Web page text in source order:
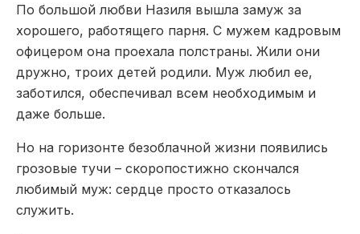
По большой любви Назиля вышла замуж за
хорошего, работящего парня. С мужем кадровым
офицером она проехала полстраны. Жили они
дружно, троих детей родили. Муж любил ее,
заботился, обеспечивал всем необходимым и
даже больше.
Но на горизонте безоблачной жизни появились
грозовые тучи – скоропостижно скончался
любимый муж: сердце просто отказалось
служить.